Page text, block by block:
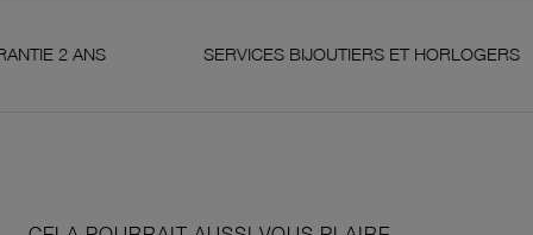
ANS SERVICES BIJOUTIERS ET HORLOGERS